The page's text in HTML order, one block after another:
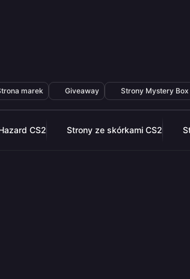
marek Giveaway Strony Mystery Box
CS2 Strony ze skórkami CS2